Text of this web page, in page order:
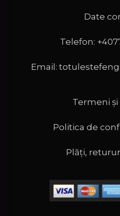
Date
Telefon:
Email:
Termeni
Politica de
Plăți,